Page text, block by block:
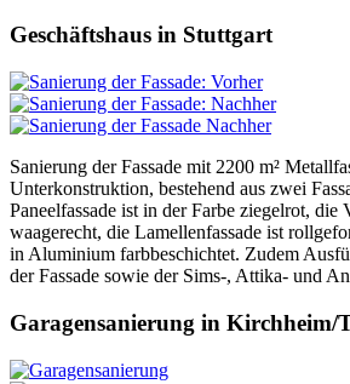
Geschäftshaus in Stuttgart
Sanierung der Fassade mit 2200 m²
Unterkonstruktion, bestehend aus zwei
Paneelfassade ist in der Farbe ziegelrot, die
waagerecht, die Lamellenfassade ist
in Aluminium farbbeschichtet. Zudem
der Fassade sowie der Sims-, Attika- und
Garagensanierung in Kirchheim/